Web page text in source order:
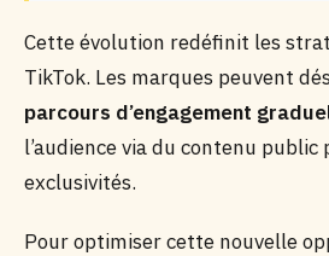
Cette évolution redéfinit les
TikTok. Les marques peuvent
parcours d’engagement
l’audience via du contenu
exclusivités.
Pour optimiser cette nouvelle